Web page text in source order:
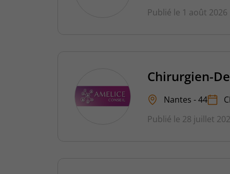
Publié le 1 août 2026
Chirurgien-
Nantes - 44
Publié le 28 juillet